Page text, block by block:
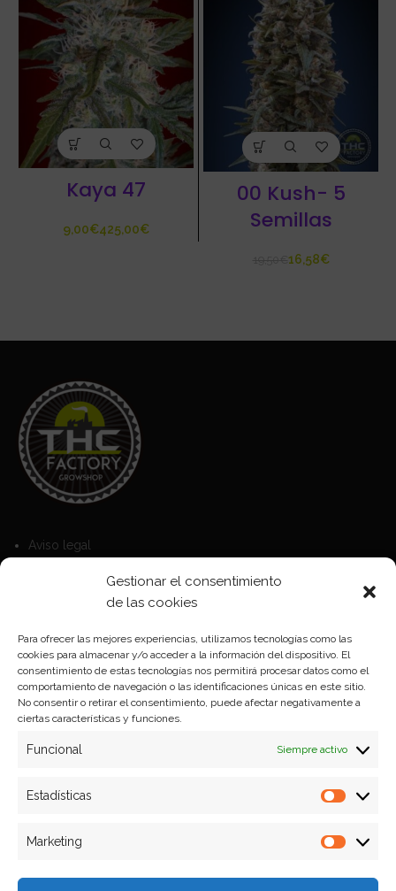
Gestionar el consentimiento
de las cookies
Para ofrecer las mejores experiencias, utilizamos tecnologías como las
cookies para almacenar y/o acceder a la información del dispositivo. El
consentimiento de estas tecnologías nos permitirá procesar datos como el
comportamiento de navegación o las identificaciones únicas en este sitio.
No consentir o retirar el consentimiento, puede afectar negativamente a
ciertas características y funciones.
Funcional Siempre activo
Estadísticas
Marketing
Kaya 47
€ €
00 Kush- 5
Semillas
16,58€
Aviso legal
Política de Cookies
Política de privacidad
Formas de pago
Plazos y condiciones de envio
Politica de devoluciones